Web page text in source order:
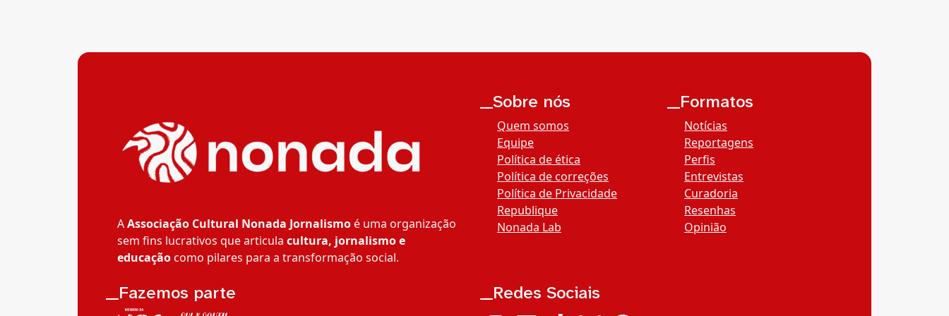
AAssociação Cultural Nonada Jornalismoé uma organização
sem fins lucrativos que articula cultura, jornalismo e
educaçãocomo pilares para a transformação social.
__Sobre nós
Quem somos
Equipe
Política de ética
Política de correções
Política de Privacidade
Republique
Nonada Lab
__Formatos
Notícias
Reportagens
Perfis
Entrevistas
Curadoria
Resenhas
Opinião
__Fazemos parte __Redes Sociais